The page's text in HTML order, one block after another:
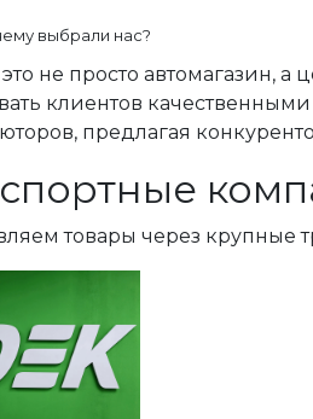
выбрали нас?
не просто автомагазин,
клиентов
предлагая
товары через крупные